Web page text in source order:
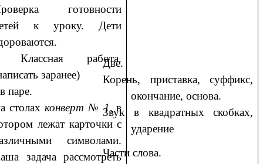
готовности
к уроку. Дети
Классная работа.
заранее)
паре.
столахконверт № 1, в
лежат карточки с
символами.
задача рассмотреть
Две.
Корень, приставка, суффикс,
окончание, основа.
Звук в квадратных скобках,
ударение
Части слова.